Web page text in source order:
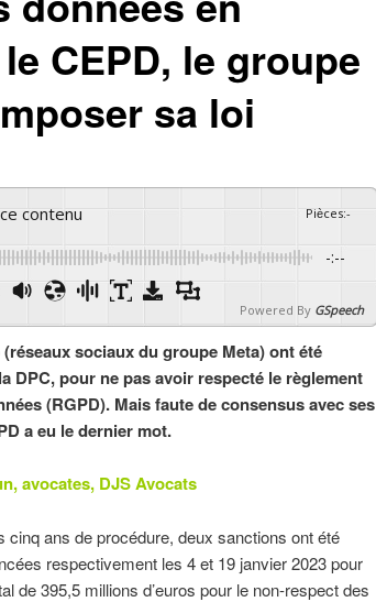
CEPD, le groupe
sa loi
contenu Pièces:-
-:--
Powered By GSpeech
sociaux du groupe Meta) ont été
DPC, pour ne pas avoir respecté le règlement
(RGPD). Mais faute de consensus avec ses
a eu le dernier mot.
avocates, DJS Avocats
cinq ans de procédure, deux sanctions ont été
respectivement les 4 et 19 janvier 2023 pour
de 395,5 millions d’euros pour le non-respect des